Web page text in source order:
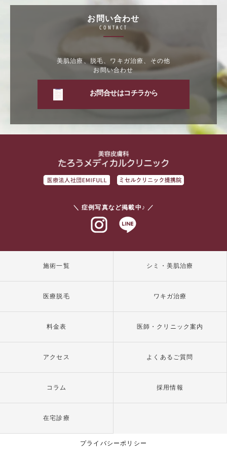
お問い合わせ
CONTACT
美肌治療、脱毛、ワキガ治療、その他
お問い合わせ
お問合せはコチラから
＼ 症例写真など掲載中♪ ／
インスタグラム
施術一覧 シミ・美肌治療
医療脱毛 ワキガ治療
料金表 医師・クリニック案内
アクセス よくあるご質問
コラム 採用情報
在宅診療
プライバシーポリシー